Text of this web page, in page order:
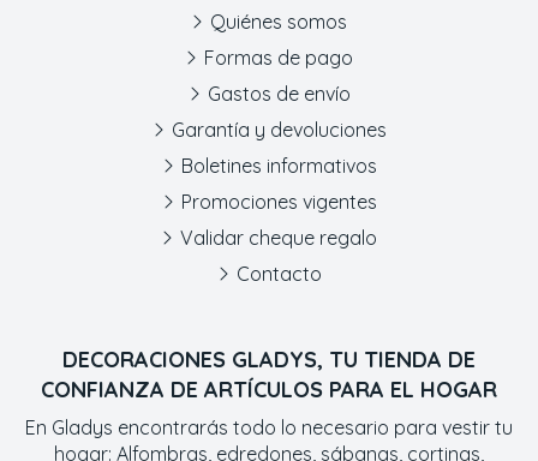
DECORACIONES GLADYS, TU TIENDA DE
CONFIANZA DE ARTÍCULOS PARA EL HOGAR
En Gladys encontrarás todo lo necesario para vestir tu
hogar: Alfombras, edredones, sábanas, cortinas,
Quiénes somos
Formas de pago
Gastos de envío
Garantía y devoluciones
Boletines informativos
Promociones vigentes
Validar cheque regalo
Contacto